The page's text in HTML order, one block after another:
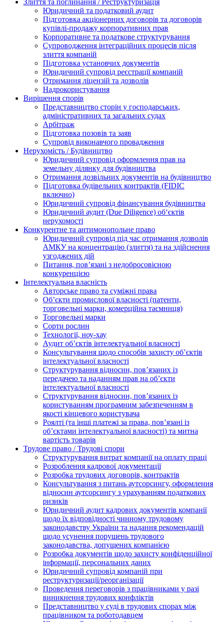
Злиття та поглинання / Реструктуризація
Юридичний та податковий аудит
Підготовка акціонерних договорів та договорів
купівлі-продажу корпоративних прав
Корпоративне та податкове структурування
Супроводження інтеграційних процесів після
злиття компаній
Підготовка установчих документів
Юридичний супровід реєстрації компаній
Отримання ліцензій та дозволів
Надрокористування
Вирішення спорів
Представництво сторін у господарських,
адміністративних та загальних судах
Арбітраж
Підготовка позовів та заяв
Супровід виконавчого провадження
Нерухомість / Будівництво
Юридичний супровід оформлення прав на
земельну ділянку для будівництва
Отримання дозвільних документів на будівництво
Підготовка будівельних контрактів (FIDIC
включно)
Юридичний супровід фінансування будівництва
Юридичний аудит (Due Diligence) об‘єктів
нерухомості
Конкурентне та антимонопольне право
Юридичний супровід під час отримання дозволів
АМКУ на концентрацію (злиття) та на здійснення
узгоджених дій
Питання, пов’язані з недобросовісною
конкуренцією
Інтелектуальна власність
Авторське право та суміжні права
Oб’єкти промислової власності (патенти,
торговельні марки, комерційна таємниця)
Торговельні марки
Сорти рослин
Технології, ноу-хау
Аудит об’єктів інтелектуальної власності
Консультування щодо способів захисту об’єктів
інтелектуальної власності
Структурування відносин, пов’язаних із
передачею та наданням прав на об’єкти
інтелектуальної власності
Структурування відносин, пов’язаних із
користуванням програмним забезпеченням в
якості кінцевого користувача
Роялті (та інші платежі за права, пов’язані із
об’єктами інтелектуальної власності) та митна
вартість товарів
Трудове право / Трудові спори
Cтруктурування витрат компанії на оплату праці
Розроблення кадрової документації
Розробка трудових договорів, контрактів
Консультування з питань аутсорсингу, оформлення
відносин аутсорсингу з урахуванням податкових
ризиків
Юридичний аудит кадрових документів компанії
щодо їх відповідності чинному трудовому
законодавству України та надання рекомендацій
щодо усунення порушень трудового
законодавства, допущених компанією
Розробка документів щодо захисту конфіденційної
інформації, персональних даних
Юридичний супровід компаній при
реструктуризації/реорганізації
Проведення переговорів з працівниками у разі
виникнення трудових конфліктів
Представництво у суді в трудових спорах між
працівником та роботодавцем